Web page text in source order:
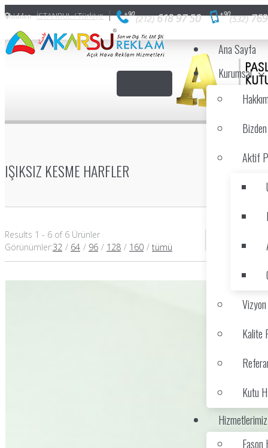
hidden İSTANBUL / Türkiye
Ana Sayfa
Kurumsal
Aktif
Kalite
Kutu
Hizmetlerimiz
Fason
IŞIKSIZ KESME HARFLER
Results 1 - 6 of 6 Ürünler
Görünümler:32 / 64 / 96 / 128 / 160 / tümü